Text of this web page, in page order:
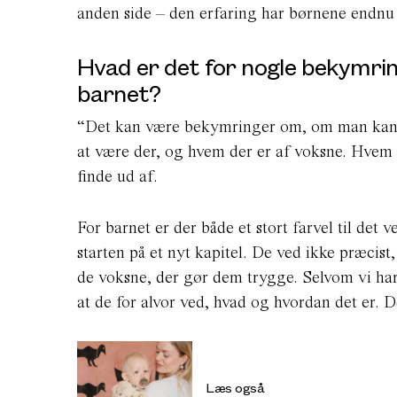
anden side – den erfaring har børnene
Hvad er det for nogle
barnet?
“Det kan være bekymringer om, om man
at være der, og hvem der er af voksne.
finde ud af.
For barnet er der både et stort farvel til det
starten på et nyt kapitel. De ved ikke
de voksne, der gør dem trygge. Selvom vi
at de for alvor ved, hvad og hvordan det er.
Læs også